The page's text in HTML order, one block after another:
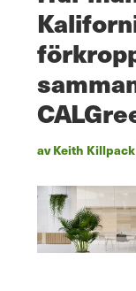
av Keith Killpack